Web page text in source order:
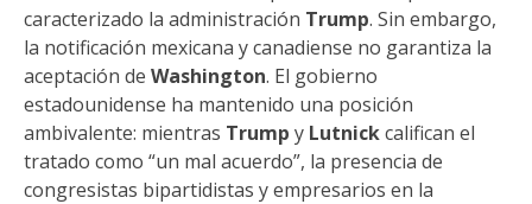
caracterizado la administración Trump. Sin embargo,
la notificación mexicana y canadiense no garantiza la
aceptación de Washington. El gobierno
estadounidense ha mantenido una posición
ambivalente: mientras Trump y Lutnickcalifican el
tratado como “un mal acuerdo”, la presencia de
congresistas bipartidistas y empresarios en la